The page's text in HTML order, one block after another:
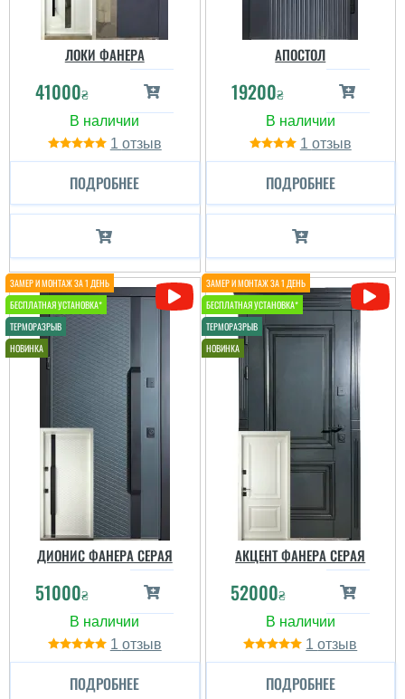
ЛОКИ ФАНЕРА
41000₴
1
ПОДРОБНЕЕ
АПОСТОЛ
19200₴
1
ПОДРОБНЕЕ
ДИОНИС ФАНЕРА СЕРАЯ
51000₴
1
ПОДРОБНЕЕ
АКЦЕНТ ФАНЕРА СЕРАЯ
52000₴
1
ПОДРОБНЕЕ